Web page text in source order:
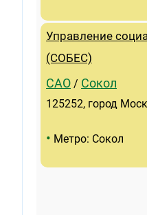
Управление
(СОБЕС)
САО / Сокол
125252, город
• Метро: Сокол